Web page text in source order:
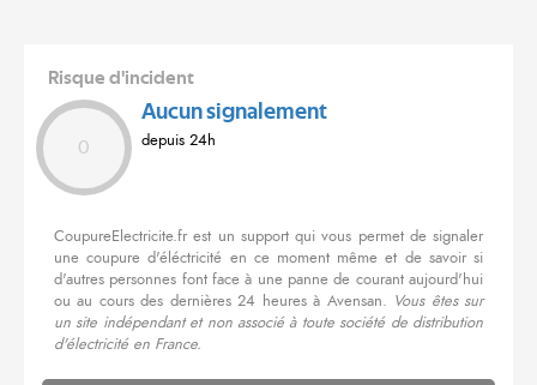
Risque d'incident
0
Aucun signalement
depuis 24h
CoupureElectricite.fr est un support qui vous permet de signaler
une coupure d'éléctricité en ce moment même et de savoir si
d'autres personnes font face à une panne de courant aujourd'hui
ou au cours des dernières 24 heures à Avensan. Vous êtes sur
un site indépendant et non associé à toute société de distribution
d'électricité en France.